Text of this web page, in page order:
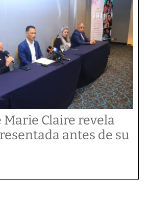
Marie Claire revela
antes de su